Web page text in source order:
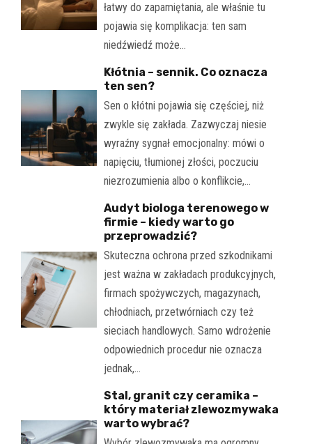
łatwy do zapamiętania, ale właśnie tu
pojawia się komplikacja: ten sam
niedźwiedź może…
Kłótnia – sennik. Co oznacza
ten sen?
Sen o kłótni pojawia się częściej, niż
zwykle się zakłada. Zazwyczaj niesie
wyraźny sygnał emocjonalny: mówi o
napięciu, tłumionej złości, poczuciu
niezrozumienia albo o konflikcie,…
Audyt biologa terenowego w
firmie – kiedy warto go
przeprowadzić?
Skuteczna ochrona przed szkodnikami
jest ważna w zakładach produkcyjnych,
firmach spożywczych, magazynach,
chłodniach, przetwórniach czy też
sieciach handlowych. Samo wdrożenie
odpowiednich procedur nie oznacza
jednak,…
Stal, granit czy ceramika –
który materiał zlewozmywaka
warto wybrać?